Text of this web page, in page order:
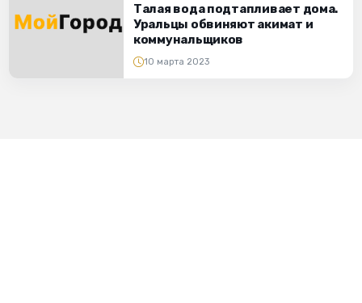
Талая вода подтапливает дома.
Уральцы обвиняют акимат и
коммунальщиков
10 марта 2023